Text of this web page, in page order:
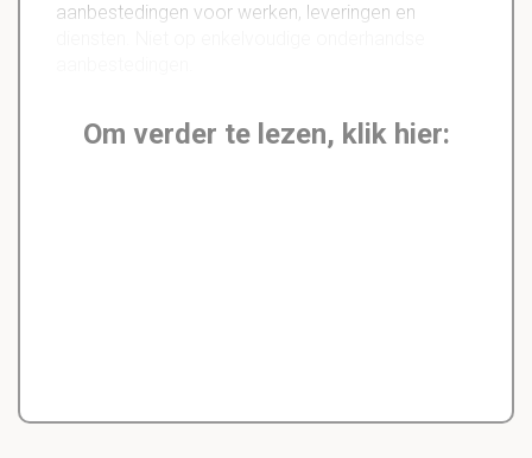
aanbestedingen voor werken, leveringen en
Om verder te lezen, klik hier: